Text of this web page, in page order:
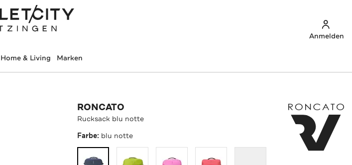
Anmelden
Home & Living Marken
RONCATO
Rucksack blu notte
Farbe: blu notte